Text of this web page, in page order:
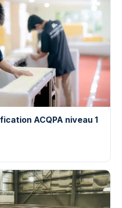
ACQPA niveau 1